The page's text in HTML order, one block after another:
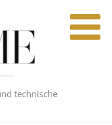
technische
Aktualität
sortiert